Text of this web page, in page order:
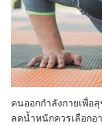
คนออกกำลังกายเพื่อ
ลดน้ำหนักควรเลือกอ